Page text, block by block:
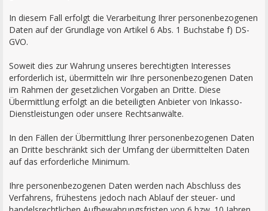
In diesem Fall erfolgt die Verarbeitung Ihrer personenbezogenen
Daten auf der Grundlage von Artikel 6 Abs. 1 Buchstabe f) DS-
GVO.
Soweit dies zur Wahrung unseres berechtigten Interesses
erforderlich ist, übermitteln wir Ihre personenbezogenen Daten
im Rahmen der gesetzlichen Vorgaben an Dritte. Diese
Übermittlung erfolgt an die beteiligten Anbieter von Inkasso-
Dienstleistungen oder unsere Rechtsanwälte.
In den Fällen der Übermittlung Ihrer personenbezogenen Daten
an Dritte beschränkt sich der Umfang der übermittelten Daten
auf das erforderliche Minimum.
Ihre personenbezogenen Daten werden nach Abschluss des
Verfahrens, frühestens jedoch nach Ablauf der steuer- und